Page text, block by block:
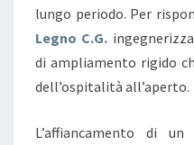
lungo periodo. Per
Legno C.G.
di ampliamento rigido
dell’ospitalità all’aperto.
L’affiancamento di un